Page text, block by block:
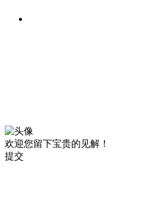
欢迎您留下宝贵的见解！
提交